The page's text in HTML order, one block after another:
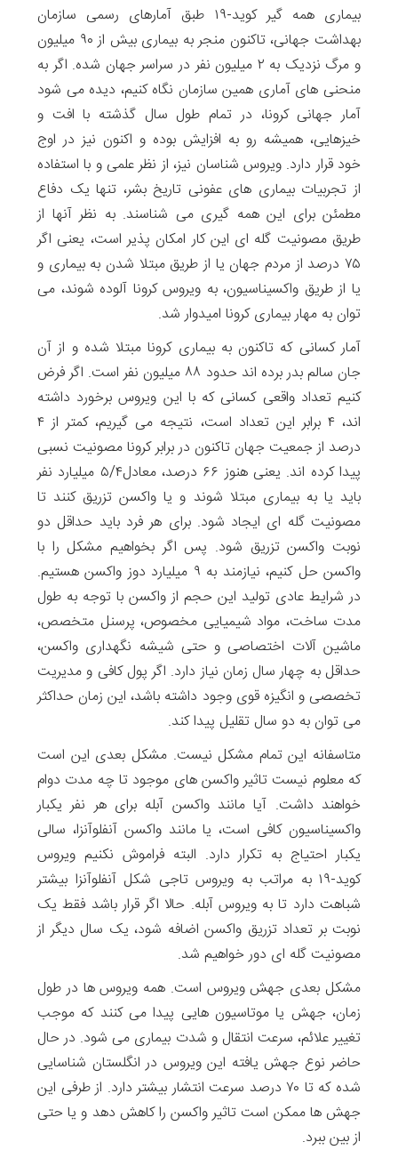
بیماری همه گیر کوید-۱۹ طبق آمارهای رسمی سازمان
بهداشت جهانی، تاکنون منجر به بیماری بیش از ۹۰ میلیون
و مرگ نزدیک به ۲ میلیون نفر در سراسر جهان شده. اگر به
منحنی های آماری همین سازمان نگاه کنیم، دیده می شود
آمار جهانی کرونا، در تمام طول سال گذشته با افت و
خیزهایی، همیشه رو به افزایش بوده و اکنون نیز در اوج
خود قرار دارد. ویروس شناسان نیز، از نظر علمی و با استفاده
از تجربیات بیماری های عفونی تاریخ بشر، تنها یک دفاع
مطمئن برای این همه گیری می شناسند. به نظر آنها از
طریق مصونیت گله ای این کار امکان پذیر است، یعنی اگر
۷۵ درصد از مردم جهان یا از طریق مبتلا شدن به بیماری و
یا از طریق واکسیناسیون، به ویروس کرونا آلوده شوند، می
توان به مهار بیماری کرونا امیدوار شد.
آمار کسانی که تاکنون به بیماری کرونا مبتلا شده و از آن
جان سالم بدر برده اند حدود ۸۸ میلیون نفر است. اگر فرض
کنیم تعداد واقعی کسانی که با این ویروس برخورد داشته
اند، ۴ برابر این تعداد است، نتیجه می گیریم، کمتر از ۴
درصد از جمعیت جهان تاکنون در برابر کرونا مصونیت نسبی
پیدا کرده اند. یعنی هنوز ۶۶ درصد، معادل۵/۴ میلیارد نفر
باید یا به بیماری مبتلا شوند و یا واکسن تزریق کنند تا
مصونیت گله ای ایجاد شود. برای هر فرد باید حداقل دو
نوبت واکسن تزریق شود. پس اگر بخواهیم مشکل را با
واکسن حل کنیم، نیازمند به ۹ میلیارد دوز واکسن هستیم.
در شرایط عادی تولید این حجم از واکسن با توجه به طول
مدت ساخت، مواد شیمیایی مخصوص، پرسنل متخصص،
ماشین آلات اختصاصی و حتی شیشه نگهداری واکسن،
حداقل به چهار سال زمان نیاز دارد. اگر پول کافی و مدیریت
تخصصی و انگیزه قوی وجود داشته باشد، این زمان حداکثر
می توان به دو سال تقلیل پیدا کند.
متاسفانه این تمام مشکل نیست. مشکل بعدی این است
که معلوم نیست تاثیر واکسن های موجود تا چه مدت دوام
خواهند داشت. آیا مانند واکسن آبله برای هر نفر یکبار
واکسیناسیون کافی است، یا مانند واکسن آنفلوآنزا، سالی
یکبار احتیاج به تکرار دارد. البته فراموش نکنیم ویروس
کوید-۱۹ به مراتب به ویروس تاجی شکل آنفلوآنزا بیشتر
شباهت دارد تا به ویروس آبله. حالا اگر قرار باشد فقط یک
نوبت بر تعداد تزریق واکسن اضافه شود، یک سال دیگر از
مصونیت گله ای دور خواهیم شد.
مشکل بعدی جهش ویروس است. همه ویروس ها در طول
زمان، جهش یا موتاسیون هایی پیدا می کنند که موجب
تغییر علا‌ئم، سرعت انتقال و شدت بیماری می شود. در حال
حاضر نوع جهش یافته این ویروس در انگلستان شناسایی
شده که تا ۷۰ درصد سرعت انتشار بیشتر دارد. از طرفی این
جهش ها ممکن است تاثیر واکسن را کاهش دهد و یا حتی
از بین ببرد.